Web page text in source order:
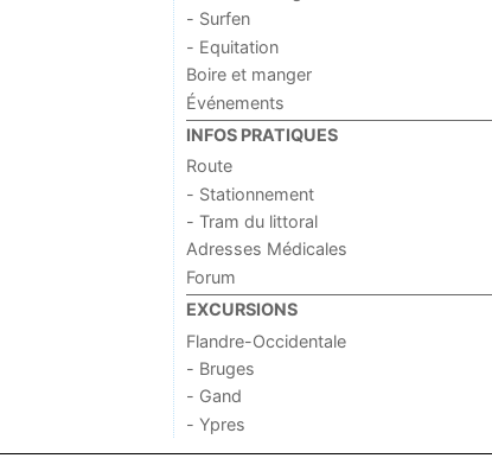
- Surfen
- Equitation
Boire et manger
Événements
INFOS PRATIQUES
Route
- Stationnement
- Tram du littoral
Adresses Médicales
Forum
EXCURSIONS
Flandre-Occidentale
- Bruges
- Gand
- Ypres